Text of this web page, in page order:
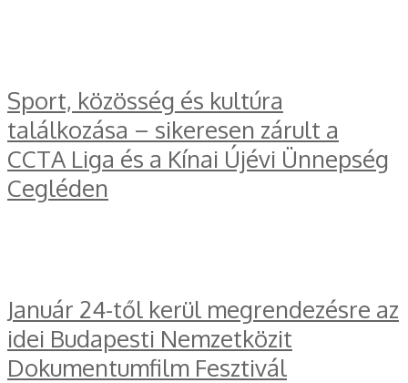
Sport, közösség és kultúra
találkozása – sikeresen zárult a
CCTA Liga és a Kínai Újévi Ünnepség
Cegléden
Január 24-től kerül megrendezésre az
idei Budapesti Nemzetközit
Dokumentumfilm Fesztivál